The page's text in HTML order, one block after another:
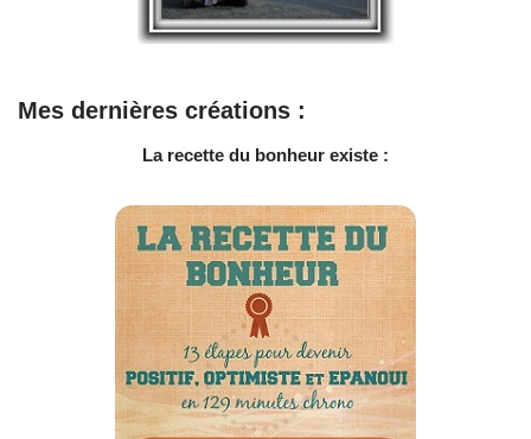
Mes dernières créations :
La recette du bonheur existe :